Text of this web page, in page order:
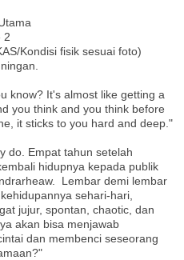
2
Kondisi fisik sesuai foto)
know? It's almost like getting a
you think and you think before
it sticks to you hard and deep."
do. Empat tahun setelah
hidupnya kepada publik
Lembar demi lembar
sehari-hari,
jujur, spontan, chaotic, dan
akan bisa menjawab
dan membenci seseorang